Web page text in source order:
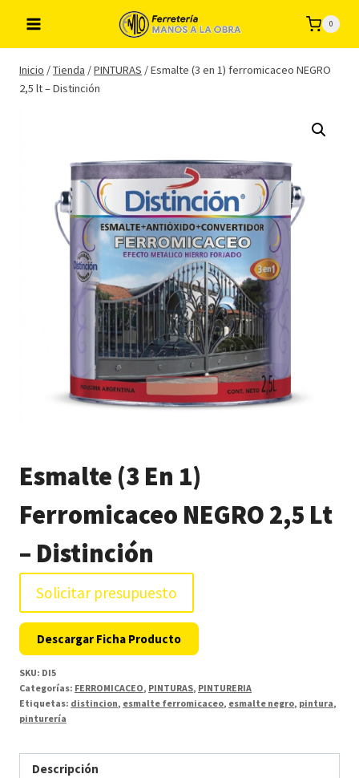
contenido
0
Inicio /Tienda /PINTURAS /Esmalte (3 en 1) ferromicaceo NEGRO
2,5 lt – Distinción
Esmalte (3 En 1)
Ferromicaceo NEGRO 2,5 Lt
– Distinción
Solicitar presupuesto
Descargar Ficha Producto
SKU: DI5
Categorías: FERROMICACEO, PINTURAS, PINTURERIA
Etiquetas: distincion, esmalte ferromicaceo, esmalte negro, pintura,
pinturería
Descripción